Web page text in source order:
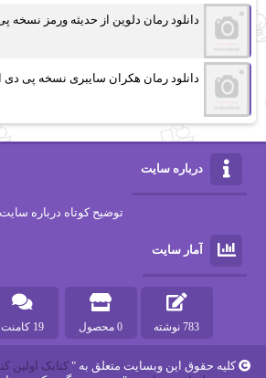
دانلود رمان دلوین از حدیثه ورمز نسخه
دانلود رمان هکران سایبری نسخه پی
درباره سایت
توضیح کوتاه درباره سایت
آمار سایت
783 نوشته 0 محصول 19 کامنت
کلیه حقوق این وبسایت متعلق به "